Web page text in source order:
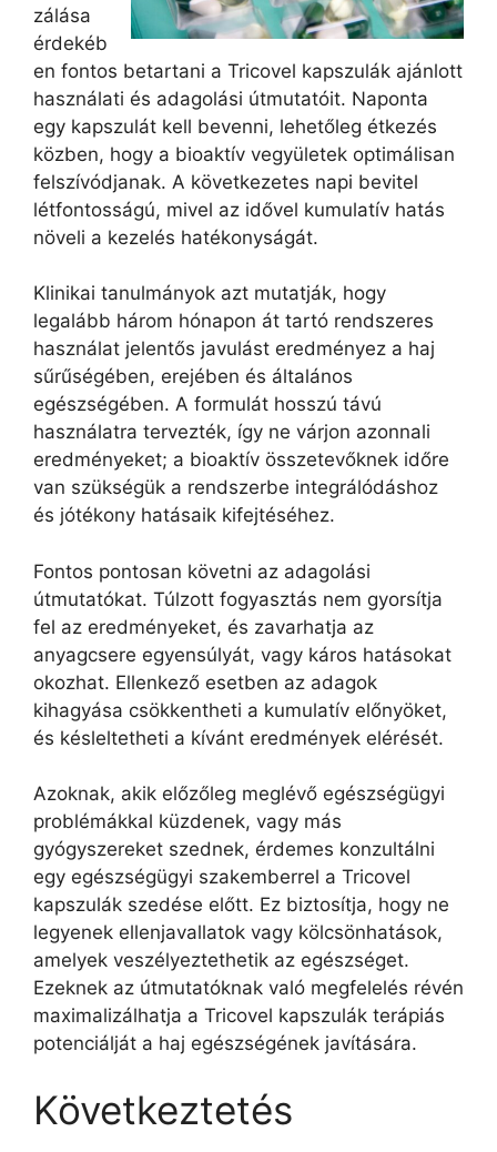
zálása
érdekéb
en fontos betartani a Tricovel kapszulák ajánlott
használati és adagolási útmutatóit. Naponta
egy kapszulát kell bevenni, lehetőleg étkezés
közben, hogy a bioaktív vegyületek optimálisan
felszívódjanak. A következetes napi bevitel
létfontosságú, mivel az idővel kumulatív hatás
növeli a kezelés hatékonyságát.
Klinikai tanulmányok azt mutatják, hogy
legalább három hónapon át tartó rendszeres
használat jelentős javulást eredményez a haj
sűrűségében, erejében és általános
egészségében. A formulát hosszú távú
használatra tervezték, így ne várjon azonnali
eredményeket; a bioaktív összetevőknek időre
van szükségük a rendszerbe integrálódáshoz
és jótékony hatásaik kifejtéséhez.
Fontos pontosan követni az adagolási
útmutatókat. Túlzott fogyasztás nem gyorsítja
fel az eredményeket, és zavarhatja az
anyagcsere egyensúlyát, vagy káros hatásokat
okozhat. Ellenkező esetben az adagok
kihagyása csökkentheti a kumulatív előnyöket,
és késleltetheti a kívánt eredmények elérését.
Azoknak, akik előzőleg meglévő egészségügyi
problémákkal küzdenek, vagy más
gyógyszereket szednek, érdemes konzultálni
egy egészségügyi szakemberrel a Tricovel
kapszulák szedése előtt. Ez biztosítja, hogy ne
legyenek ellenjavallatok vagy kölcsönhatások,
amelyek veszélyeztethetik az egészséget.
Ezeknek az útmutatóknak való megfelelés révén
maximalizálhatja a Tricovel kapszulák terápiás
potenciálját a haj egészségének javítására.
Következtetés